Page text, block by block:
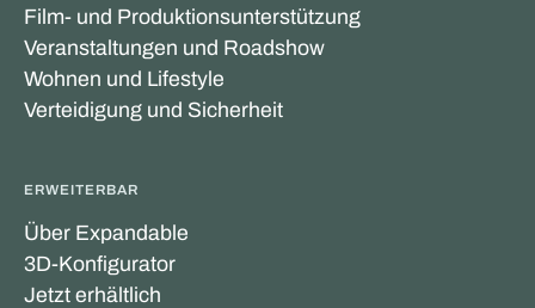
Film- und Produktionsunterstützung
Veranstaltungen und Roadshow
Wohnen und Lifestyle
Verteidigung und Sicherheit
ERWEITERBAR
Über Expandable
3D-Konfigurator
Jetzt erhältlich